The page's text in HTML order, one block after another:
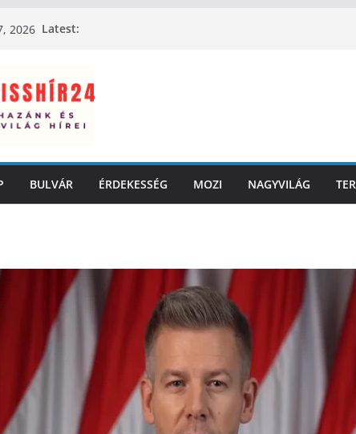
2026 Latest:
BULVÁR ÉRDEKESSÉG MOZI NAGYVILÁG